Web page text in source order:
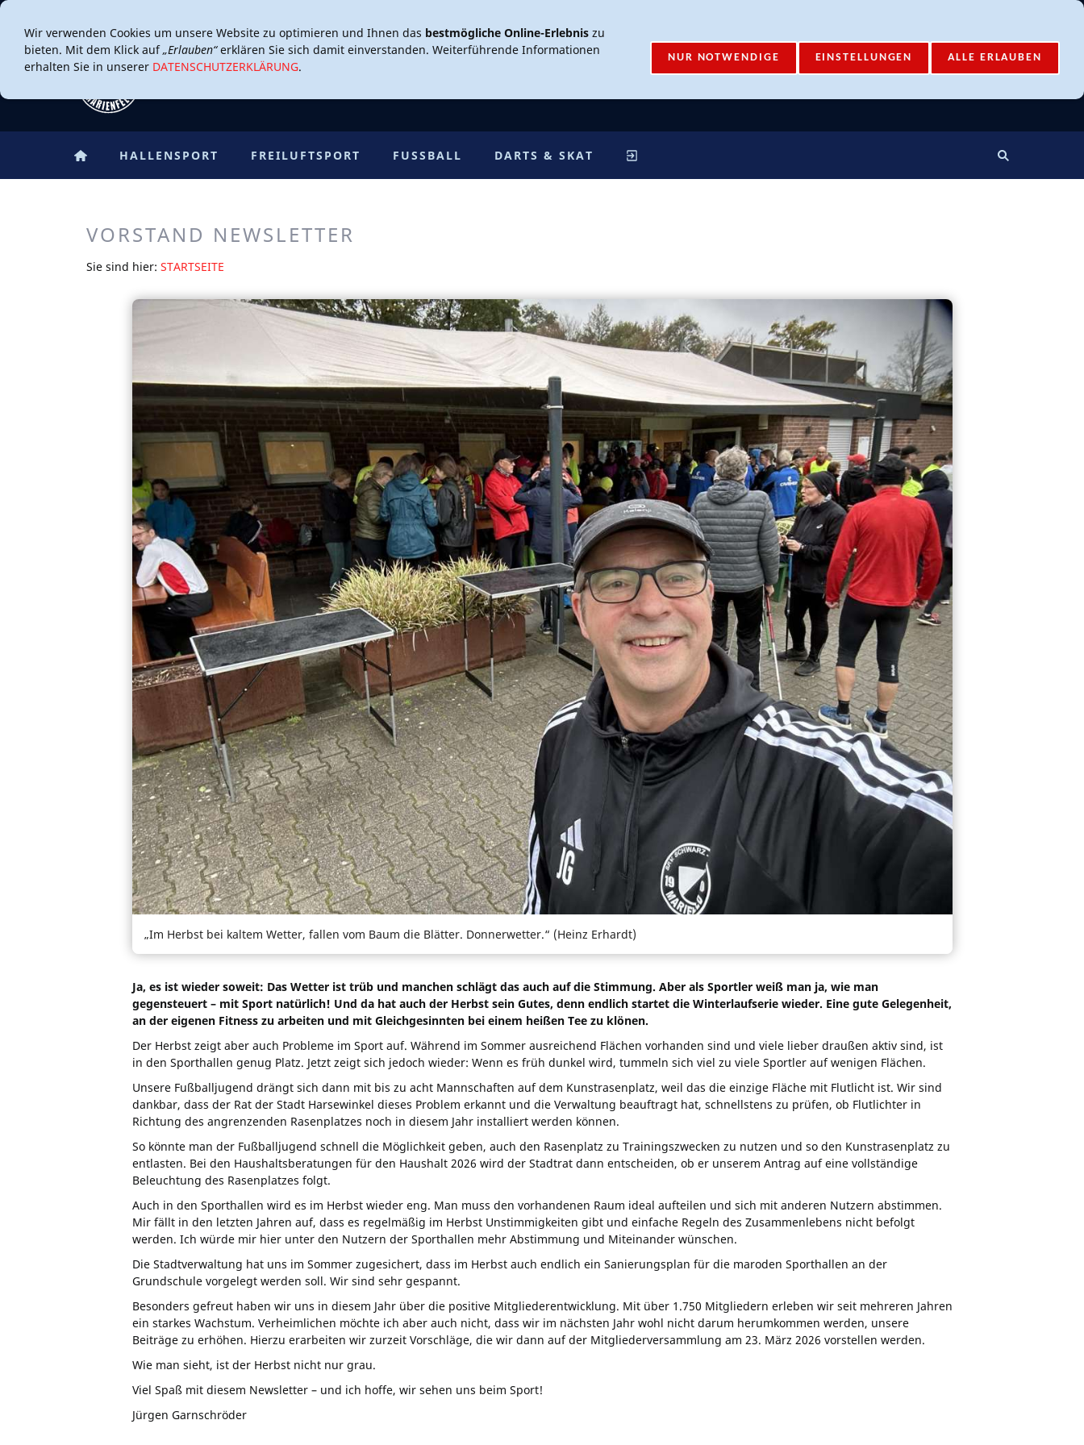
HALLENSPORT FREILUFTSPORT FUSSBALL DARTS & SKAT
VORSTAND NEWSLETTER
Sie sind hier: STARTSEITE
„Im Herbst bei kaltem Wetter, fallen vom Baum die Blätter. Donnerwetter.“ (Heinz Erhardt)
Ja, es ist wieder soweit: Das Wetter ist trüb und manchen schlägt das auch auf die Stimmung. Aber als Sportler weiß man ja, wie man
gegensteuert – mit Sport natürlich! Und da hat auch der Herbst sein Gutes, denn endlich startet die Winterlaufserie wieder. Eine gute Gelegenheit,
an der eigenen Fitness zu arbeiten und mit Gleichgesinnten bei einem heißen Tee zu klönen.
Der Herbst zeigt aber auch Probleme im Sport auf. Während im Sommer ausreichend Flächen vorhanden sind und viele lieber draußen aktiv sind, ist
in den Sporthallen genug Platz. Jetzt zeigt sich jedoch wieder: Wenn es früh dunkel wird, tummeln sich viel zu viele Sportler auf wenigen Flächen.
Unsere Fußballjugend drängt sich dann mit bis zu acht Mannschaften auf dem Kunstrasenplatz, weil das die einzige Fläche mit Flutlicht ist. Wir sind
dankbar, dass der Rat der Stadt Harsewinkel dieses Problem erkannt und die Verwaltung beauftragt hat, schnellstens zu prüfen, ob Flutlichter in
Richtung des angrenzenden Rasenplatzes noch in diesem Jahr installiert werden können.
So könnte man der Fußballjugend schnell die Möglichkeit geben, auch den Rasenplatz zu Trainingszwecken zu nutzen und so den Kunstrasenplatz zu
entlasten. Bei den Haushaltsberatungen für den Haushalt 2026 wird der Stadtrat dann entscheiden, ob er unserem Antrag auf eine vollständige
Beleuchtung des Rasenplatzes folgt.
Auch in den Sporthallen wird es im Herbst wieder eng. Man muss den vorhandenen Raum ideal aufteilen und sich mit anderen Nutzern abstimmen.
Mir fällt in den letzten Jahren auf, dass es regelmäßig im Herbst Unstimmigkeiten gibt und einfache Regeln des Zusammenlebens nicht befolgt
werden. Ich würde mir hier unter den Nutzern der Sporthallen mehr Abstimmung und Miteinander wünschen.
Die Stadtverwaltung hat uns im Sommer zugesichert, dass im Herbst auch endlich ein Sanierungsplan für die maroden Sporthallen an der
Grundschule vorgelegt werden soll. Wir sind sehr gespannt.
Besonders gefreut haben wir uns in diesem Jahr über die positive Mitgliederentwicklung. Mit über 1.750 Mitgliedern erleben wir seit mehreren Jahren
ein starkes Wachstum. Verheimlichen möchte ich aber auch nicht, dass wir im nächsten Jahr wohl nicht darum herumkommen werden, unsere
Beiträge zu erhöhen. Hierzu erarbeiten wir zurzeit Vorschläge, die wir dann auf der Mitgliederversammlung am 23. März 2026 vorstellen werden.
Wie man sieht, ist der Herbst nicht nur grau.
Viel Spaß mit diesem Newsletter – und ich hoffe, wir sehen uns beim Sport!
Jürgen Garnschröder
Wir verwenden Cookies um unsere Website zu optimieren und Ihnen das bestmögliche Online-Erlebnis zu
bieten. Mit dem Klick auf„Erlauben“erklären Sie sich damit einverstanden. Weiterführende Informationen
erhalten Sie in unserer DATENSCHUTZERKLÄRUNG.
NUR NOTWENDIGE EINSTELLUNGEN ALLE ERLAUBEN